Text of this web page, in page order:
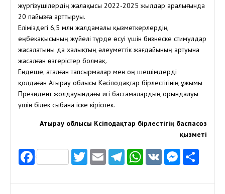
жүргізушілердің жалақысы 2022-2025 жылдар аралығында
20 пайызға арттыруы.
Еліміздегі 6,5 млн жалдамалы қызметкерлердің
еңбекақысының жүйелі түрде өсуі үшін бизнеске стимулдар
жасалатыны да халықтың әлеуметтік жағдайының артуына
жасалған өзгерістер болмақ.
Ендеше, аталған тапсырмалар мен оң шешімдерді
қолдаған Атырау облысы Кәсіподақтар бірлестігінің ұжымы
Президент жолдауындағы игі бастамалардың орындалуы
үшін білек сыбана іске кіріспек.
Атырау облысы Кәсіподақтар бірлестігің баспасөз
қызметі
FacebookTwitter
EmailTelegram
WhatsApp
VK